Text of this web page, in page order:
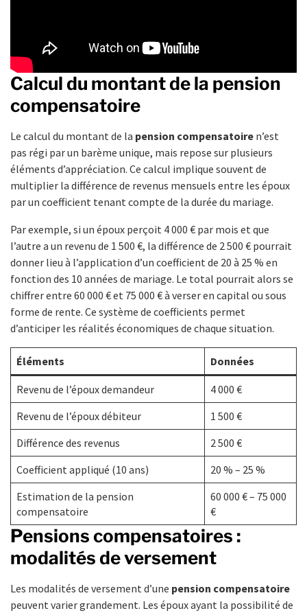
Calcul du montant de la pension
compensatoire
Le calcul du montant de la pension compensatoire n’est
pas régi par un barème unique, mais repose sur plusieurs
éléments d’appréciation. Ce calcul implique souvent de
multiplier la différence de revenus mensuels entre les époux
par un coefficient tenant compte de la durée du mariage.
Par exemple, si un époux perçoit 4 000 € par mois et que
l’autre a un revenu de 1 500 €, la différence de 2 500 € pourrait
donner lieu à l’application d’un coefficient de 20 à 25 % en
fonction des 10 années de mariage. Le total pourrait alors se
chiffrer entre 60 000 € et 75 000 € à verser en capital ou sous
forme de rente. Ce système de coefficients permet
d’anticiper les réalités économiques de chaque situation.
Éléments Données
Revenu de l’époux demandeur
4 000 €
Revenu de l’époux débiteur
1 500 €
Différence des revenus
2 500 €
Coefficient appliqué (10 ans)
20 % – 25 %
Estimation de la pension
compensatoire
60 000 € – 75 000
€
Pensions compensatoires :
modalités de versement
Les modalités de versement d’une pension compensatoire
peuvent varier grandement. Les époux ayant la possibilité de